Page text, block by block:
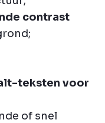
contrast
teksten voor
of snel